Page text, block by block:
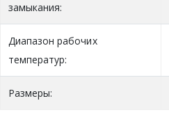
замыкания:
Диапазон рабочих
температур:
Размеры: